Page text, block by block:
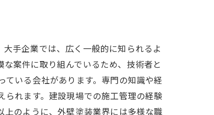
手企業では、広く一般的に知られるよ
案件に取り組んでいるため、技術者と
いる会社があります。専門の知識や経
れます。建設現場での施工管理の経験
のように、外壁塗装業界には多様な職